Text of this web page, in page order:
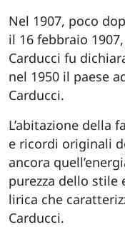
Nel 1907, poco
il 16 febbraio
Carducci fu
nel 1950 il paese
Carducci.
L’abitazione della
e ricordi originali
ancora
purezza dello stile
lirica che
Carducci.